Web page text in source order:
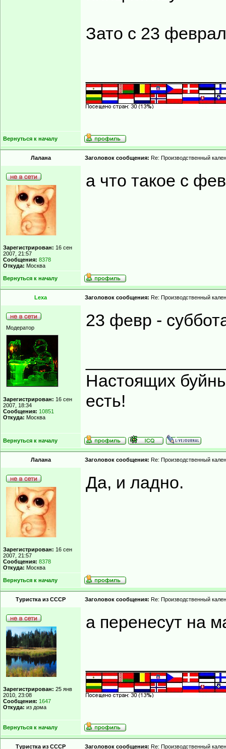
Зато с 23
Вернуться к началу
Лалана Заголовок сообщения: Re: Производственный
Зарегистрирован: 16 сен
2007, 21:57
Сообщения: 8378
Откуда: Москва
а что такое с
Вернуться к началу
Lexa Заголовок сообщения: Re: Производственный
Модератор
Зарегистрирован: 16 сен
2007, 18:34
Сообщения: 10851
Откуда: Москва
23 февр -
Настоящих
есть!
Вернуться к началу
Лалана Заголовок сообщения: Re: Производственный
Зарегистрирован: 16 сен
2007, 21:57
Сообщения: 8378
Откуда: Москва
Да, и ладно.
Вернуться к началу
Туристка из СССР Заголовок сообщения: Re: Производственный
Зарегистрирован: 25 янв
2010, 23:08
Сообщения: 1647
Откуда: из дома
а перенесут на
Вернуться к началу
Туристка из СССР Заголовок сообщения: Re: Производственный